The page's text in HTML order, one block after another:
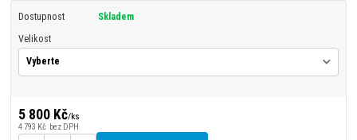
Dostupnost Skladem
Velikost
5 800 Kč/ks
4 793 Kč bez DPH